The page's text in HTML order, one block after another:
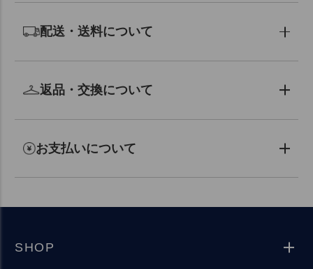
配送・送料について
返品・交換について
お支払いについて
SHOP